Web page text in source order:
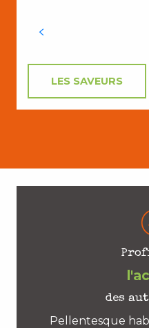
LES SAVEURS
des
Pellentesque